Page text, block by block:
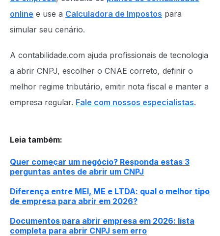
online e use a Calculadora de Impostos para
simular seu cenário.
A contabilidade.com ajuda profissionais de tecnologia
a abrir CNPJ, escolher o CNAE correto, definir o
melhor regime tributário, emitir nota fiscal e manter a
empresa regular. Fale com nossos especialistas.
Leia também:
Quer começar um negócio? Responda estas 3
perguntas antes de abrir um CNPJ
Diferença entre MEI, ME e LTDA: qual o melhor tipo
de empresa para abrir em 2026?
Documentos para abrir empresa em 2026: lista
completa para abrir CNPJ sem erro